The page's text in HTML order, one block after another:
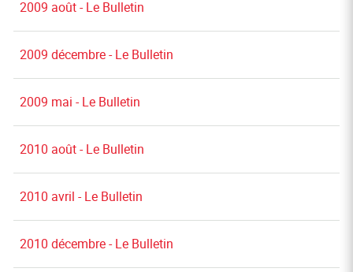
2009 août - Le Bulletin
2009 décembre - Le Bulletin
2009 mai - Le Bulletin
2010 août - Le Bulletin
2010 avril - Le Bulletin
2010 décembre - Le Bulletin